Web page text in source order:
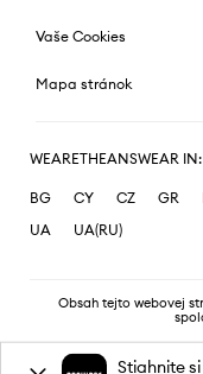
Vaše Cookies
Mapa stránok
WEARETHEANSWEAR IN:
BG CY CZ GR
UA
UA(RU)
Obsah tejto webovej
Stiahnite